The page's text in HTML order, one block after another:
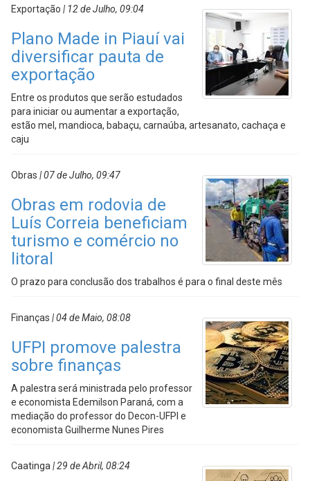
Exportação | 12 de Julho, 09:04
Plano Made in Piauí vai
diversificar pauta de
exportação
Entre os produtos que serão estudados
para iniciar ou aumentar a exportação,
estão mel, mandioca, babaçu, carnaúba, artesanato, cachaça e
caju
Obras | 07 de Julho, 09:47
Obras em rodovia de
Luís Correia beneficiam
turismo e comércio no
litoral
O prazo para conclusão dos trabalhos é para o final deste mês
Finanças | 04 de Maio, 08:08
UFPI promove palestra
sobre finanças
A palestra será ministrada pelo professor
e economista Edemilson Paraná, com a
mediação do professor do Decon-UFPI e
economista Guilherme Nunes Pires
Caatinga | 29 de Abril, 08:24